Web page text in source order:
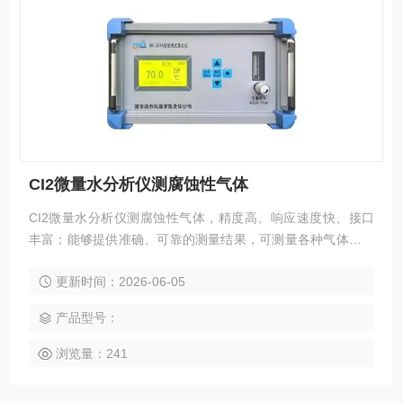
CI2微量水分析仪测腐蚀性气体
CI2微量水分析仪测腐蚀性气体，精度高、响应速度快、接口
丰富；能够提供准确、可靠的测量结果，可测量各种气体中微
析场合。无论是在生产过程控制、产品质量保证还是实验研究
量标准。
更新时间：2026-06-05
产品型号：
浏览量：241